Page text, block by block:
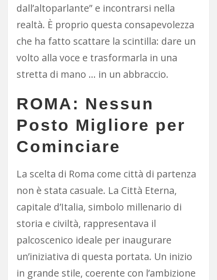
dall’altoparlante” e incontrarsi nella
realtà. È proprio questa consapevolezza
che ha fatto scattare la scintilla: dare un
volto alla voce e trasformarla in una
stretta di mano … in un abbraccio.
ROMA: Nessun
Posto Migliore per
Cominciare
La scelta di Roma come città di partenza
non è stata casuale. La Città Eterna,
capitale d’Italia, simbolo millenario di
storia e civiltà, rappresentava il
palcoscenico ideale per inaugurare
un’iniziativa di questa portata. Un inizio
in grande stile, coerente con l’ambizione